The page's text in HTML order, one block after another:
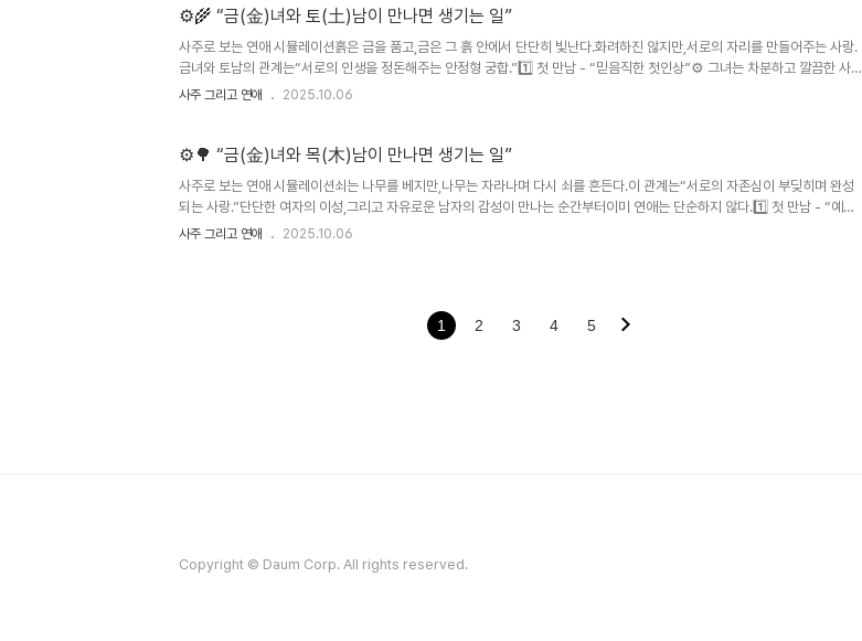
게 돼 👇구분일주 이름대표 기운번호 일주..
⚙️🌾 “금(金)녀와 토(土)남이 만나면 생기는 일”
사주로 보는 연애 시뮬레이션흙은 금을 품고,금은 그 흙 안에서 단단히 빛난다.화려하진 않지만,서로의 자리를 만들어주는 사랑.
금녀와 토남의 관계는“서로의 인생을 정돈해주는 안정형 궁합.”1️⃣ 첫 만남 - “믿음직한 첫인상”⚙️ 그녀는 차분하고 깔끔한 사람
이다.감정 표현은 절제되어 있고,불필요한 관계엔 쉽게 마음을 주지 않는다.늘 목표와 자기 기준이 명확하다.🌾 그는 묵직하고 안
다.”🔮 사주 해석토생금(土生金): 흙이 금을 낳는다.즉, 남자가 여자의 기운을..
사주 그리고 연애 2025.10.06
⚙️🌳 “금(金)녀와 목(木)남이 만나면 생기는 일”
사주로 보는 연애 시뮬레이션쇠는 나무를 베지만,나무는 자라나며 다시 쇠를 흔든다.이 관계는“서로의 자존심이 부딪히며 완성
되는 사랑.”단단한 여자의 이성,그리고 자유로운 남자의 감성이 만나는 순간부터이미 연애는 단순하지 않다.1️⃣ 첫 만남 - “예측
불가한 끌림”⚙️ 그녀는 단정하고, 이성적이며, 완벽주의적이다.감정보다 ‘기준’을 중시하고, 상대를 쉽게 믿지 않는다.마음에 들
사주 그리고 연애 2025.10.06
1 2 3 4 5
Copyright © Daum Corp. All rights reserved.